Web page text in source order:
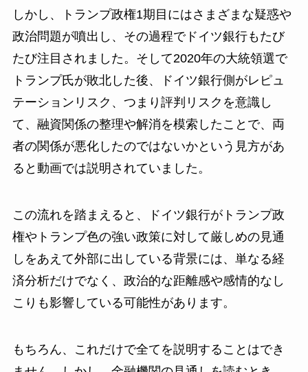
しかし、トランプ政権1期目にはさまざまな疑惑や
政治問題が噴出し、その過程でドイツ銀行もたび
たび注目されました。そして2020年の大統領選で
トランプ氏が敗北した後、ドイツ銀行側がレピュ
テーションリスク、つまり評判リスクを意識し
て、融資関係の整理や解消を模索したことで、両
者の関係が悪化したのではないかという見方があ
ると動画では説明されていました。
この流れを踏まえると、ドイツ銀行がトランプ政
権やトランプ色の強い政策に対して厳しめの見通
しをあえて外部に出している背景には、単なる経
済分析だけでなく、政治的な距離感や感情的なし
こりも影響している可能性があります。
もちろん、これだけで全てを説明することはでき